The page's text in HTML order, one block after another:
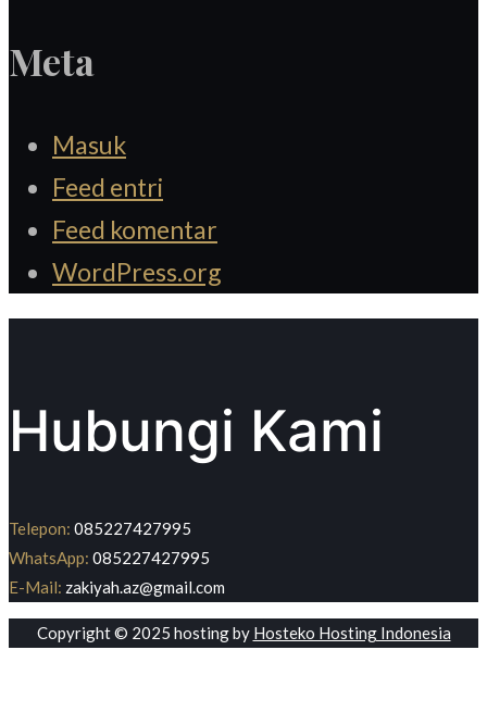
Meta
Masuk
Feed entri
Feed komentar
WordPress.org
Hubungi Kami
Telepon: 085227427995
WhatsApp: 085227427995
E-Mail: zakiyah.az@gmail.com
Copyright © 2025 hosting by Hosteko Hosting Indonesia